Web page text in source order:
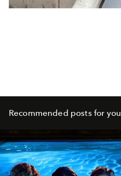
Recommended posts for you